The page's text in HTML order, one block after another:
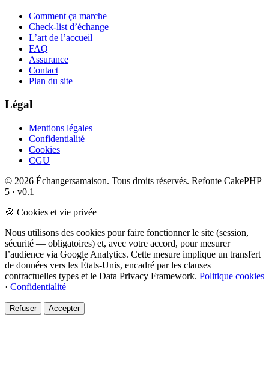
Comment ça marche
Check-list d’échange
L’art de l’accueil
FAQ
Assurance
Contact
Plan du site
Légal
Mentions légales
Confidentialité
Cookies
CGU
© 2026 Échangersamaison. Tous droits réservés. Refonte CakePHP
5 · v0.1
🍪 Cookies et vie privée
Nous utilisons des cookies pour faire fonctionner le site (session,
sécurité — obligatoires) et, avec votre accord, pour mesurer
l’audience via Google Analytics. Cette mesure implique un transfert
de données vers les États-Unis, encadré par les clauses
contractuelles types et le Data Privacy Framework. Politique cookies
· Confidentialité
Refuser Accepter